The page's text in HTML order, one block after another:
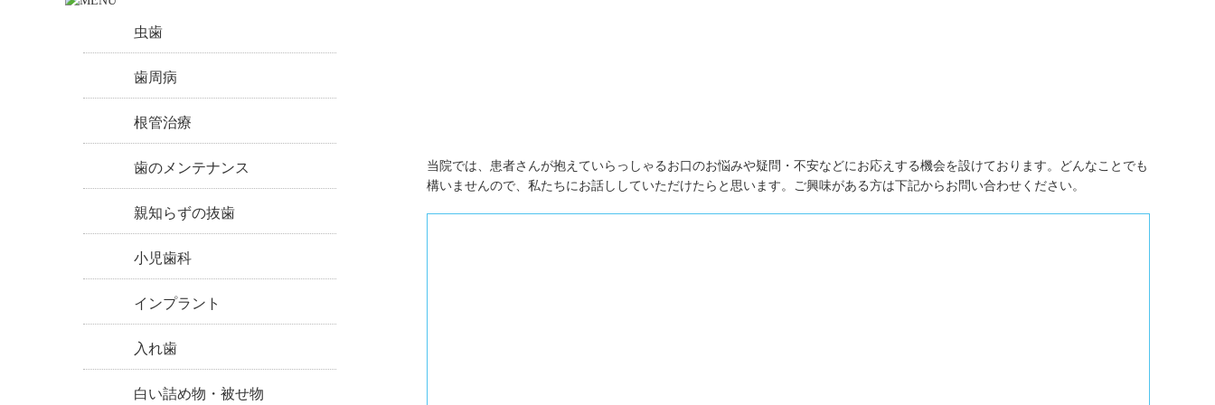
虫歯
歯周病
根管治療
歯のメンテナンス
親知らずの抜歯
小児歯科
インプラント
入れ歯
白い詰め物・被せ物
当院では、患者さんが抱えていらっしゃるお口のお悩みや疑問・不安などにお応えする機会を設けております。どんなことでも
構いませんので、私たちにお話ししていただけたらと思います。ご興味がある方は下記からお問い合わせください。